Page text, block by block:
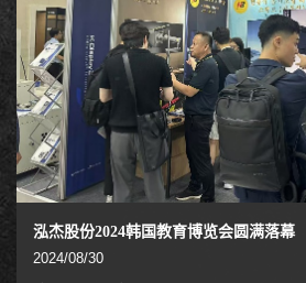
泓杰股份2024韩国教育博览会圆满落幕
2024/08/30